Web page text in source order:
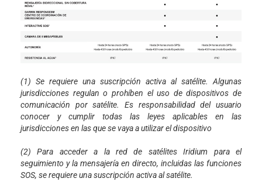
(1) Se requiere una suscripción activa al satélite. Algunas
jurisdicciones regulan o prohíben el uso de dispositivos de
comunicación por satélite. Es responsabilidad del usuario
conocer y cumplir todas las leyes aplicables en las
jurisdicciones en las que se vaya a utilizar el dispositivo
(2) Para acceder a la red de satélites Iridium para el
seguimiento y la mensajería en directo, incluidas las funciones
SOS, se requiere una suscripción activa al satélite.